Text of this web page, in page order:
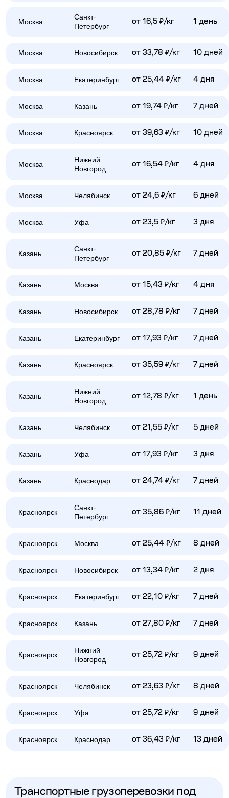
Москва
Санкт-
Петербург
от 16,5 ₽/кг 1 день
Москва Новосибирск от 33,78 ₽/кг 10 дней
Москва Екатеринбург от 25,44 ₽/кг 4 дня
Москва Казань от 19,74 ₽/кг 7 дней
Москва Красноярск от 39,63 ₽/кг 10 дней
Москва
Нижний
Новгород
от 16,54 ₽/кг 4 дня
Москва Челябинск от 24,6 ₽/кг 6 дней
Москва Уфа от 23,5 ₽/кг 3 дня
Казань
Санкт-
Петербург
от 20,85 ₽/кг 7 дней
Казань Москва от 15,43 ₽/кг 4 дня
Казань Новосибирск от 28,78 ₽/кг 7 дней
Казань Екатеринбург от 17,93 ₽/кг 7 дней
Казань Красноярск от 35,59 ₽/кг 7 дней
Казань
Нижний
Новгород
от 12,78 ₽/кг 1 день
Казань Челябинск от 21,55 ₽/кг 5 дней
Казань Уфа от 17,93 ₽/кг 3 дня
Казань Краснодар от 24,74 ₽/кг 7 дней
Красноярск
Санкт-
Петербург
от 35,86 ₽/кг 11 дней
Красноярск Москва от 25,44 ₽/кг 8 дней
Красноярск Новосибирск от 13,34 ₽/кг 2 дня
Красноярск Екатеринбург от 22,10 ₽/кг 7 дней
Красноярск Казань от 27,80 ₽/кг 7 дней
Красноярск
Нижний
Новгород
от 25,72 ₽/кг 9 дней
Красноярск Челябинск от 23,63 ₽/кг 8 дней
Красноярск Уфа от 25,72 ₽/кг 9 дней
Красноярск Краснодар от 36,43 ₽/кг 13 дней
Транспортные грузоперевозки под